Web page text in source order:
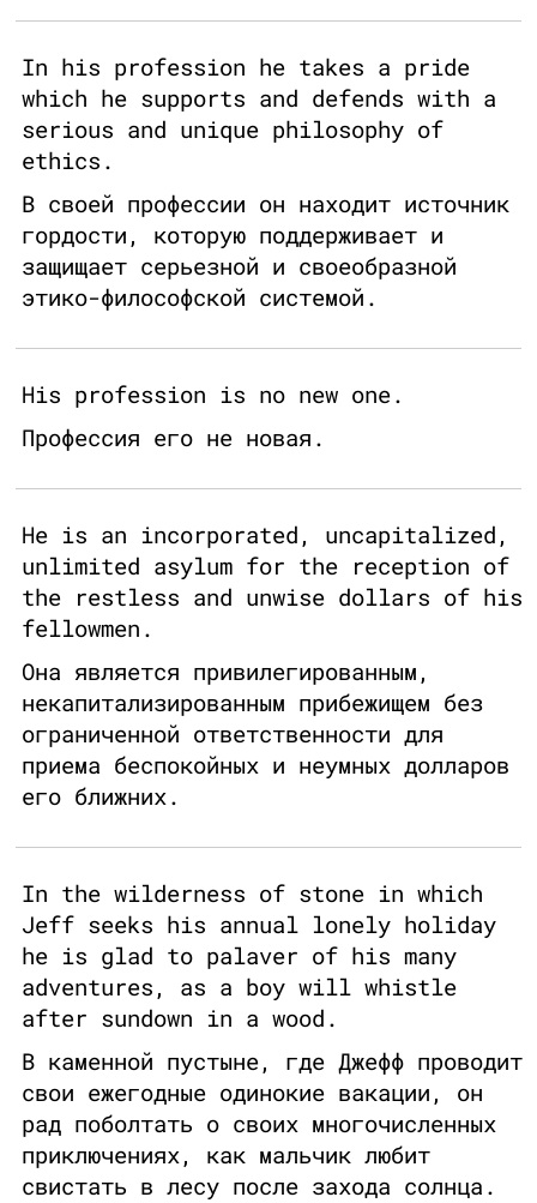
In his profession he takes a pride
which he supports and defends with a
serious and unique philosophy of
ethics.
В своей профессии он находит источник
гордости, которую поддерживает и
защищает серьезной и своеобразной
этико-философской системой.
His profession is no new one.
Профессия его не новая.
He is an incorporated, uncapitalized,
unlimited asylum for the reception of
the restless and unwise dollars of his
fellowmen.
Она является привилегированным,
некапитализированным прибежищем без
ограниченной ответственности для
приема беспокойных и неумных долларов
его ближних.
In the wilderness of stone in which
Jeff seeks his annual lonely holiday
he is glad to palaver of his many
adventures, as a boy will whistle
after sundown in a wood.
В каменной пустыне, где Джефф проводит
свои ежегодные одинокие вакации, он
рад поболтать о своих многочисленных
приключениях, как мальчик любит
свистать в лесу после захода солнца.